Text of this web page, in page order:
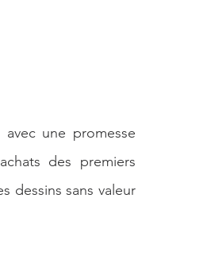
une promesse
des premiers
dessins sans valeur